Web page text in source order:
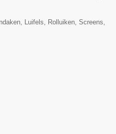
Luifels, Rolluiken, Screens,